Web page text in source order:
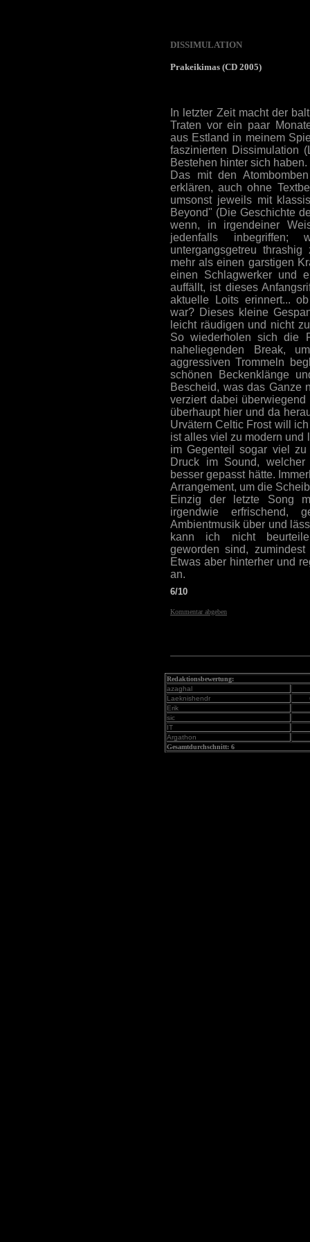
DISSIMULATION
Prakeikimas (CD 2005)
In letzter Zeit macht der
Traten vor ein paar
aus Estland in meinem
faszinierten Dissimulation
Bestehen hinter sich haben.
Das mit den
erklären, auch ohne
umsonst jeweils mit
Beyond" (Die Geschichte
wenn, in irgendeiner
jedenfalls inbegriffen;
untergangsgetreu
mehr als einen garstigen
einen Schlagwerker und
auffällt, ist dieses
aktuelle Loits erinnert...
war? Dieses kleine
leicht räudigen und nicht
So wiederholen sich die
naheliegenden Break,
aggressiven Trommeln
schönen Beckenklänge
Bescheid, was das Ganze
verziert dabei
überhaupt hier und da
Urvätern Celtic Frost will
ist alles viel zu modern und
im Gegenteil sogar viel
Druck im Sound,
besser gepasst hätte.
Arrangement, um die
Einzig der letzte Song
irgendwie
Ambientmusik über und
kann ich nicht
geworden sind,
Etwas aber hinterher und
an.
6/10
Kommentar abgeben
Redaktionsbewertung:
azaghal
Laeknishendr
Erik
sic
IT
Argathon
Gesamtdurchschnitt: 6